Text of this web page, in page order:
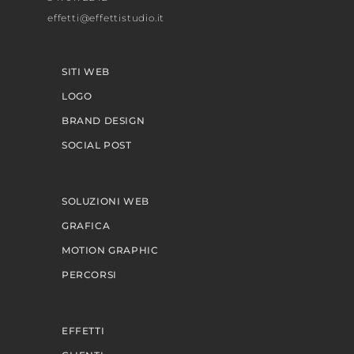
effetti@effettistudio.it
SITI WEB
LOGO
BRAND DESIGN
SOCIAL POST
SOLUZIONI WEB
GRAFICA
MOTION GRAPHIC
PERCORSI
EFFETTI